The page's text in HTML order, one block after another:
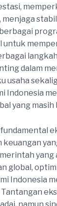
menjaga
untuk
dalam
usaha
Indonesia
yang masih
keuangan
yang
global,
Indonesia